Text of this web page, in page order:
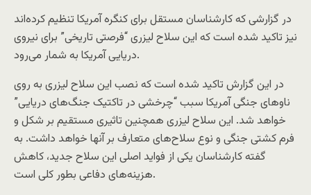
در گزارشی که کارشناسان مستقل برای کنگره آمریکا تنظیم کرده‌اند
نیز تاکید شده است که این سلاح لیزری “فرصتی تاریخی” برای نیروی
دریایی آمریکا به شمار می‌رود.
در این گزارش تاکید شده است که نصب این سلاح لیزری به روی
ناوهای جنگی آمریکا سبب “چرخشی در تاکتیک جنگ‌های دریایی”
خواهد شد. این سلاح لیزری همچنین تاثیری مستقیم بر شکل و
فرم کشتی جنگی و نوع سلاح‌های متعارف بر آنها خواهد داشت. به
گفته کارشناسان یکی از فواید اصلی این سلاح جدید، کاهش
هزینه‌های دفاعی بطور کلی است.